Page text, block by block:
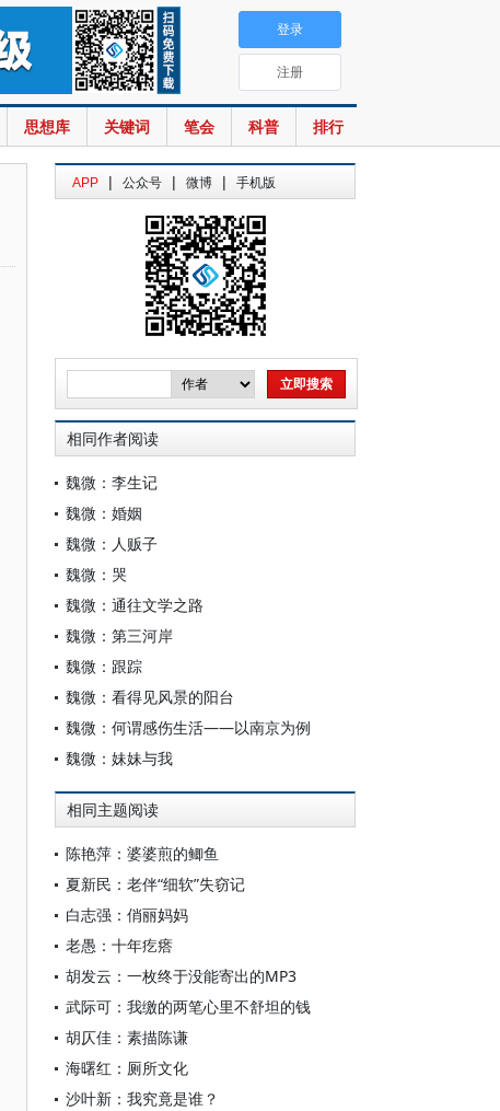
思想库 关键词 笔会 科普 排行
登录
注册
APP | 公众号 | 微博 | 手机版
相同作者阅读
魏微：李生记
魏微：婚姻
魏微：人贩子
魏微：哭
魏微：通往文学之路
魏微：第三河岸
魏微：跟踪
魏微：看得见风景的阳台
魏微：何谓感伤生活——以南京为例
魏微：妹妹与我
相同主题阅读
陈艳萍：婆婆煎的鲫鱼
夏新民：老伴“细软”失窃记
白志强：俏丽妈妈
老愚：十年疙瘩
胡发云：一枚终于没能寄出的MP3
武际可：我缴的两笔心里不舒坦的钱
胡仄佳：素描陈谦
海曙红：厕所文化
沙叶新：我究竟是谁？